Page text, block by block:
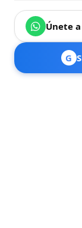
Únete
G